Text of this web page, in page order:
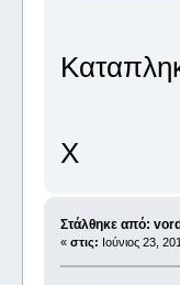
Χ
Στάλθηκε από: vord
« στις: Ιούνιος 23,